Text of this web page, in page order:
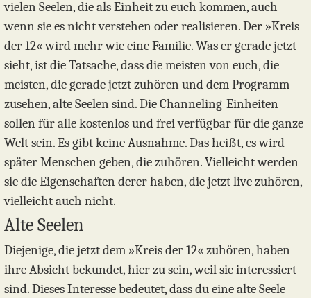
vielen Seelen, die als Einheit zu euch kommen, auch
wenn sie es nicht verstehen oder realisieren. Der »Kreis
der 12« wird mehr wie eine Familie. Was er gerade jetzt
sieht, ist die Tatsache, dass die meisten von euch, die
meisten, die gerade jetzt zuhören und dem Programm
zusehen, alte Seelen sind. Die Channeling-Einheiten
sollen für alle kostenlos und frei verfügbar für die ganze
Welt sein. Es gibt keine Ausnahme. Das heißt, es wird
später Menschen geben, die zuhören. Vielleicht werden
sie die Eigenschaften derer haben, die jetzt live zuhören,
vielleicht auch nicht.
Alte Seelen
Diejenige, die jetzt dem »Kreis der 12« zuhören, haben
ihre Absicht bekundet, hier zu sein, weil sie interessiert
sind. Dieses Interesse bedeutet, dass du eine alte Seele